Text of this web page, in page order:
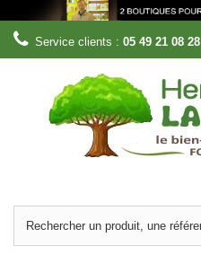
Service clients : 05 49 21 08 28